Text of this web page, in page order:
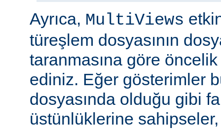
Ayrıca, MultiViews
türeşlem dosyasının
taranmasına göre
ediniz. Eğer gösterimler
dosyasında olduğu gibi
üstünlüklerine